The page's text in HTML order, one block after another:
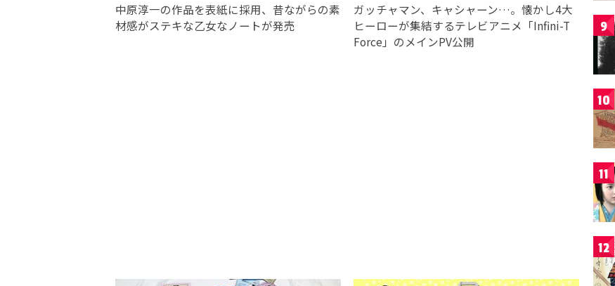
中原淳一の作品を表紙に採用、昔ながらの素
材感がステキな乙女なノートが発売
ガッチャマン、キャシャーン…。懐かし4大
ヒーローが集結するテレビアニメ「Infini-T
Force」のメインPV公開
9
10
11
12